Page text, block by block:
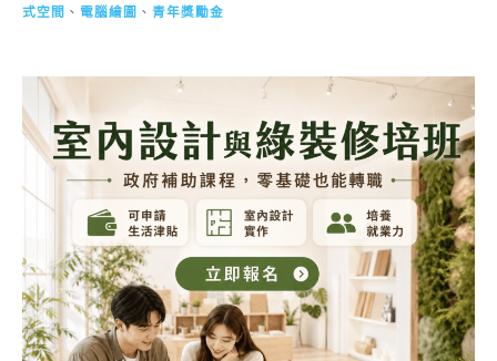
式空間 、 電腦繪圖 、 青年獎勵金